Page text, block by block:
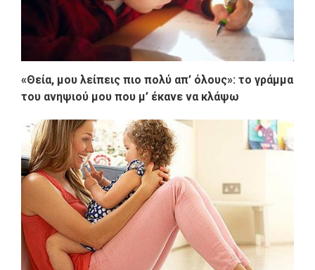
«Θεία, μου λείπεις πιο πολύ απ’ όλους»: το γράμμα
του ανηψιού μου που μ’ έκανε να κλάψω